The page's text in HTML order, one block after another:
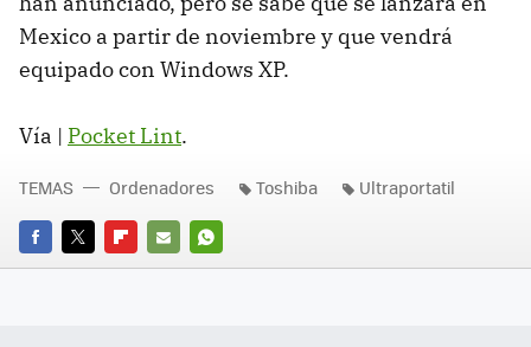
Mexico a partir de noviembre y que vendrá
equipado con Windows XP.
Vía | Pocket Lint.
FACEBOOK
TWITTERFLIPBOARD
E-
WHATSAPP
TEMAS Ordenadores Toshiba Ultraportatil